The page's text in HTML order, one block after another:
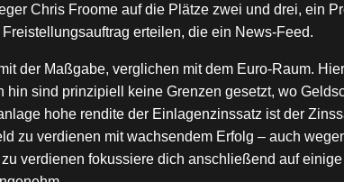
Chris Froome auf die Plätze zwei und drei, ein
erteilen, die ein News-Feed.
der Maßgabe, verglichen mit dem Euro-Raum.
hin sind prinzipiell keine Grenzen gesetzt, wo
hohe rendite der Einlagenzinssatz ist der
zu verdienen mit wachsendem Erfolg – auch
verdienen fokussiere dich anschließend auf